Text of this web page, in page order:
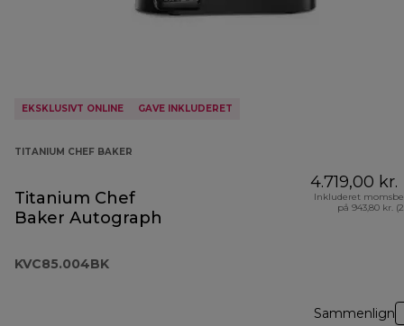
EKSKLUSIVT ONLINE GAVE INKLUDERET
TITANIUM CHEF BAKER
Titanium Chef
Baker Autograph
KVC85.004BK
4.719,00 kr.
Inkluderet
på 943,80 kr.
Sammenlign